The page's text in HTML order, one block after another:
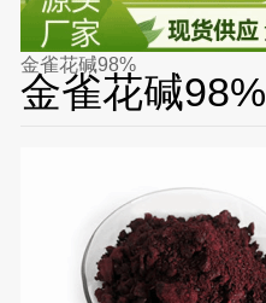
金雀花碱98%
金雀花碱98%